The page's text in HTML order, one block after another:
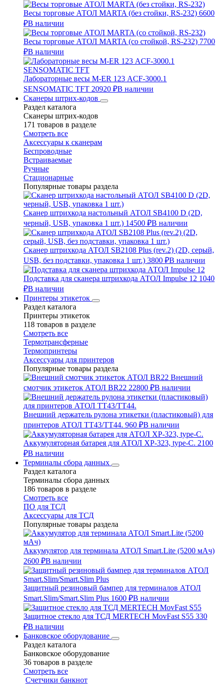
Весы торговые АТОЛ MARTA (без стойки, RS-232) 6600
₽В наличии
Весы торговые АТОЛ MARTA (со стойкой, RS-232) 7700
₽В наличии
Лабораторные весы M-ER 123 АCF-3000.1
SENSOMATIC TFT 20920 ₽В наличии
Сканеры штрих-кодов
Раздел каталога
Сканеры штрих-кодов
171 товаров в разделе
Смотреть все
Аксессуары к сканерам
Беспроводные
Встраиваемые
Ручные
Стационарные
Популярные товары раздела
Сканер штрихкода настольный АТОЛ SB4100 D (2D,
черный, USB, упаковка 1 шт.) 14500 ₽В наличии
Сканер штрихкода АТОЛ SB2108 Plus (rev.2) (2D, серый,
USB, без подставки, упаковка 1 шт.) 3800 ₽В наличии
Подставка для сканера штрихкода АТОЛ Impulse 12 1040
₽В наличии
Принтеры этикеток
Раздел каталога
Принтеры этикеток
118 товаров в разделе
Смотреть все
Термотрансферные
Термопринтеры
Аксессуары для принтеров
Популярные товары раздела
Внешний
смотчик этикеток АТОЛ BR22 22800 ₽В наличии
Внешний держатель рулона этикетки (пластиковый) для
принтеров АТОЛ TT43/TT44. 960 ₽В наличии
Аккумуляторная батарея для АТОЛ XP-323, type-C. 2100
₽В наличии
Терминалы сбора данных
Раздел каталога
Терминалы сбора данных
186 товаров в разделе
Смотреть все
ПО для ТСД
Аксессуары для ТСД
Популярные товары раздела
Аккумулятор для терминала АТОЛ Smart.Lite (5200 мАч)
2600 ₽В наличии
Защитный резиновый бампер для терминалов АТОЛ
Smart.Slim/Smart.Slim Plus 1600 ₽В наличии
Защитное стекло для ТСД MERTECH MovFast S55 330
₽В наличии
Банковское оборудование
Раздел каталога
Банковское оборудование
36 товаров в разделе
Смотреть все
Счетчики банкнот